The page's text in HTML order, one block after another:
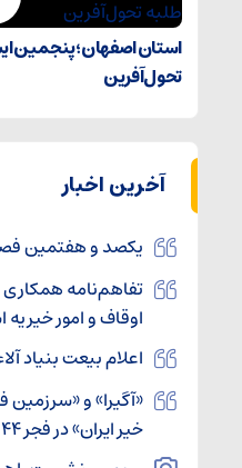
استان اصفهان؛ پنجمین
تحول‌آفرین
آخرین اخبار
یکصد و هفتمین
تفاهم‌نامه همکاری
اوقاف و امور
اعلام بیعت بنیاد
«آگیرا» و «سرزمین
خیر ایران» در فجر ۴۴